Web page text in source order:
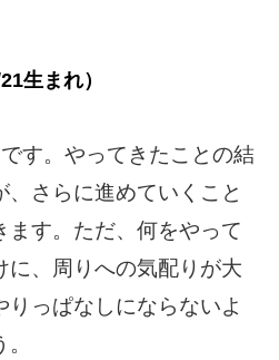
生まれ）
す。やってきたことの結
さらに進めていくこと
ます。ただ、何をやって
に、周りへの気配りが大
っぱなしにならないよ